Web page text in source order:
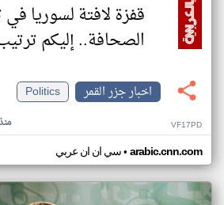
قفزة لافتة لسوريا
الصحافة.. إليكم
اخبار جزر القمر
Politics
منذ ٣ VF17PD
سي ان ان عربي• arabic.cnn.com